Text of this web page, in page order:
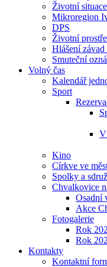
Životní situace
Mikroregion
DPS
Životní
Hlášení závad
Smuteční
Volný čas
Kalendář
Sport
Kino
Církve ve
Spolky a
Chvalkovice
Osadní
Akce
Fotogalerie
Rok
Rok
Kontakty
Kontaktní